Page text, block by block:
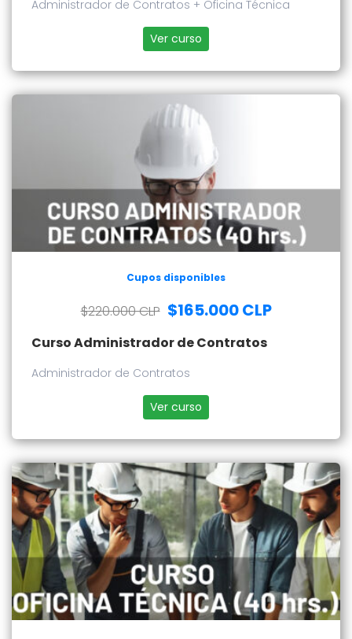
Administrador de Contratos + Oficina Técnica
Ver curso
Cupos disponibles
$220.000 CLP $165.000 CLP
Curso Administrador de Contratos
Administrador de Contratos
Ver curso